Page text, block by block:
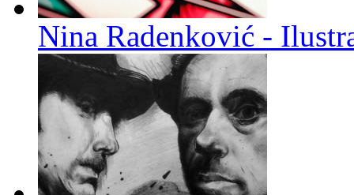
Nina Radenković -